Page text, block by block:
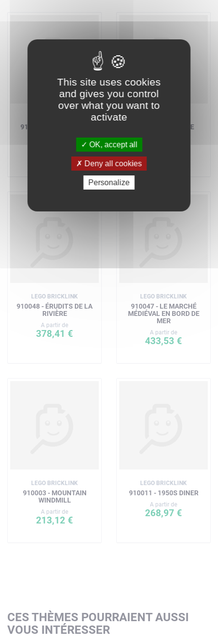
910044 - LE TRAIN DU
484,73 €
910046 - LE NAVIRE
304,97 €
LEGO BRICKLINK
910048 - ÉRUDITS DE LA
RIVIÈRE
A partir de
378,41 €
LEGO BRICKLINK
910047 - LE MARCHÉ
MÉDIÉVAL EN BORD DE
MER
A partir de
433,53 €
LEGO BRICKLINK
910003 - MOUNTAIN
WINDMILL
A partir de
213,12 €
LEGO BRICKLINK
910011 - 1950S DINER
A partir de
268,97 €
CES THÈMES POURRAIENT AUSSI
VOUS INTÉRESSER
This site uses cookies
and gives you control
over what you want to
activate
OK, accept all
Deny all cookies
Personalize